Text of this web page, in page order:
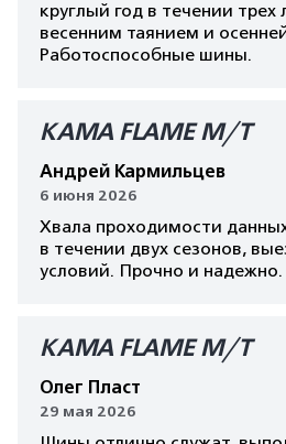
круглый год в течении трех
весенним таянием и
Работоспособные шины.
КАМА FLAME M/T
Андрей Кармильцев
6 июня 2026
Хвала проходимости
в течении двух сезонов,
условий. Прочно и надежно.
КАМА FLAME M/T
Олег Пласт
29 мая 2026